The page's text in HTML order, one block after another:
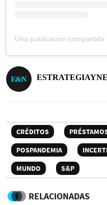
CRÉDITOS
POSPANDEMIA
MUNDO
S&P
RELACIONADAS